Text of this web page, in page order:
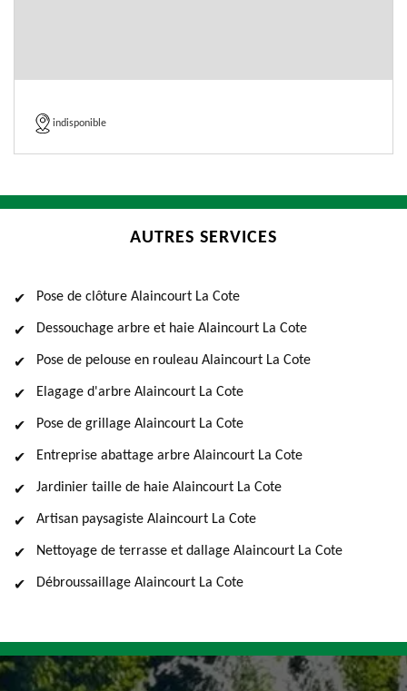
indisponible
AUTRES SERVICES
Pose de clôture Alaincourt La Cote
Dessouchage arbre et haie Alaincourt La Cote
Pose de pelouse en rouleau Alaincourt La Cote
Elagage d'arbre Alaincourt La Cote
Pose de grillage Alaincourt La Cote
Entreprise abattage arbre Alaincourt La Cote
Jardinier taille de haie Alaincourt La Cote
Artisan paysagiste Alaincourt La Cote
Nettoyage de terrasse et dallage Alaincourt La Cote
Débroussaillage Alaincourt La Cote